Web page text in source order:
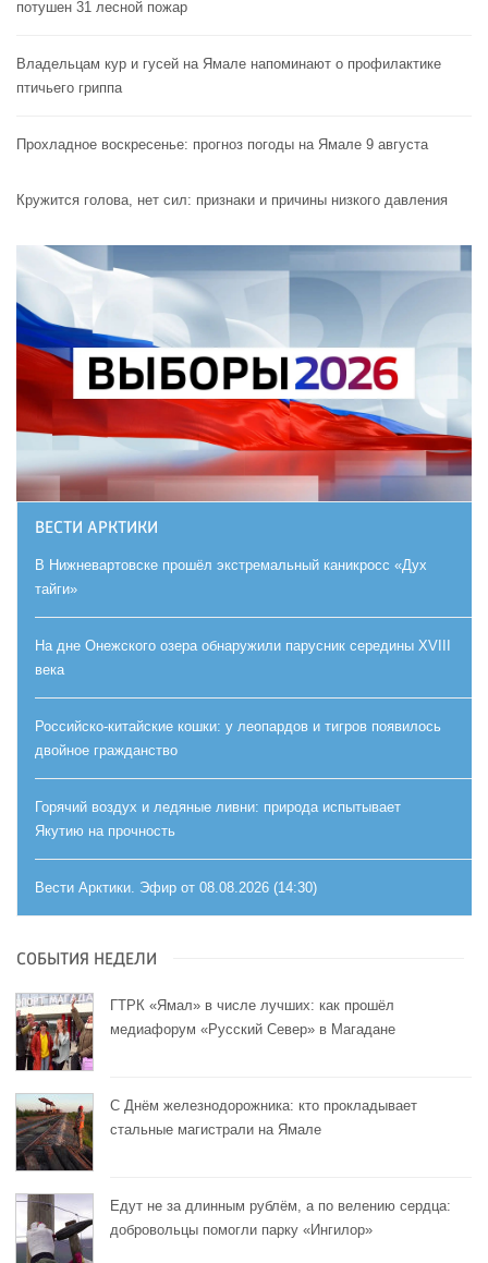
потушен 31 лесной пожар
Владельцам кур и гусей на Ямале напоминают o профилактике
птичьего гриппа
Прохладное воскресенье: прогноз погоды на Ямале 9 августа
Кружится голова, нет сил: признаки и причины низкого давления
ВЕСТИ АРКТИКИ
В Нижневартовске прошёл экстремальный каникросс «Дух
тайги»
На дне Онежского озера обнаружили парусник середины XVIII
века
Российско-китайские кошки: у леопардов и тигров появилось
двойное гражданство
Горячий воздух и ледяные ливни: природа испытывает
Якутию на прочность
Вести Арктики. Эфир от 08.08.2026 (14:30)
СОБЫТИЯ НЕДЕЛИ
ГТРК «Ямал» в числе лучших: как прошёл
медиафорум «Русский Север» в Магадане
С Днём железнодорожника: кто прокладывает
стальные магистрали на Ямале
Едут не за длинным рублём, а по велению сердца:
добровольцы помогли парку «Ингилор»